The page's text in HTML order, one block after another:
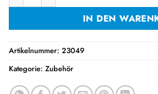
IN DEN
Artikelnummer: 23049
Kategorie: Zubehör